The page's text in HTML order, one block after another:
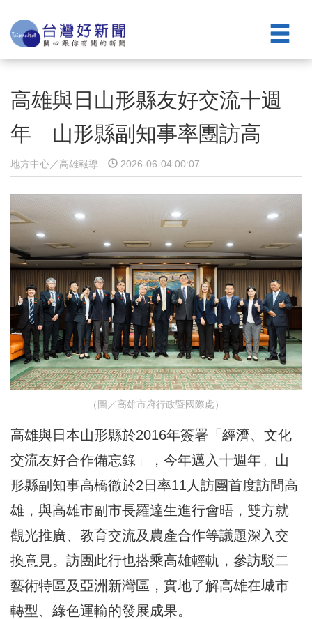
高雄與日山形縣友好交流十週
年 山形縣副知事率團訪高
地方中心／高雄報導 2026-06-04 00:07
（圖／高雄市府行政暨國際處）
高雄與日本山形縣於2016年簽署「經濟、文化
交流友好合作備忘錄」，今年邁入十週年。山
形縣副知事高橋徹於2日率11人訪團首度訪問高
雄，與高雄市副市長羅達生進行會晤，雙方就
觀光推廣、教育交流及農產合作等議題深入交
換意見。訪團此行也搭乘高雄輕軌，參訪駁二
藝術特區及亞洲新灣區，實地了解高雄在城市
轉型、綠色運輸的發展成果。